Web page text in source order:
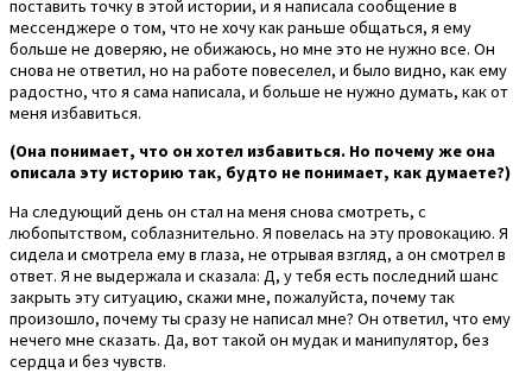
поставить точку в этой истории, и я написала сообщение в
мессенджере о том, что не хочу как раньше общаться, я ему
больше не доверяю, не обижаюсь, но мне это не нужно все. Он
снова не ответил, но на работе повеселел, и было видно, как ему
радостно, что я сама написала, и больше не нужно думать, как от
меня избавиться.
(Она понимает, что он хотел избавиться. Но почему же она
описала эту историю так, будто не понимает, как думаете?)
На следующий день он стал на меня снова смотреть, с
любопытством, соблазнительно. Я повелась на эту провокацию. Я
сидела и смотрела ему в глаза, не отрывая взгляд, а он смотрел в
ответ. Я не выдержала и сказала: Д, у тебя есть последний шанс
закрыть эту ситуацию, скажи мне, пожалуйста, почему так
произошло, почему ты сразу не написал мне? Он ответил, что ему
нечего мне сказать. Да, вот такой он мудак и манипулятор, без
сердца и без чувств.